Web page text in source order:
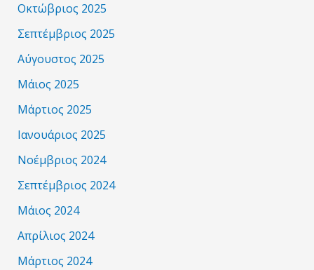
Οκτώβριος 2025
Σεπτέμβριος 2025
Αύγουστος 2025
Μάιος 2025
Μάρτιος 2025
Ιανουάριος 2025
Νοέμβριος 2024
Σεπτέμβριος 2024
Μάιος 2024
Απρίλιος 2024
Μάρτιος 2024